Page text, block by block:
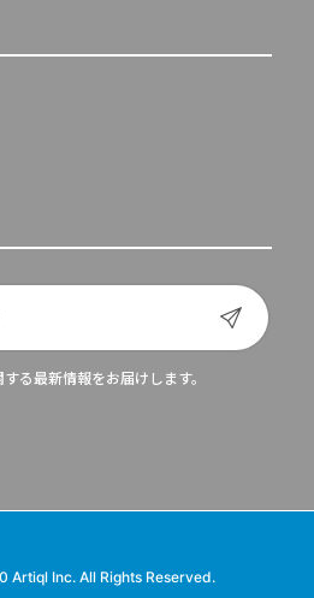
る最新情報をお届けします。
Artiql Inc. All Rights Reserved.